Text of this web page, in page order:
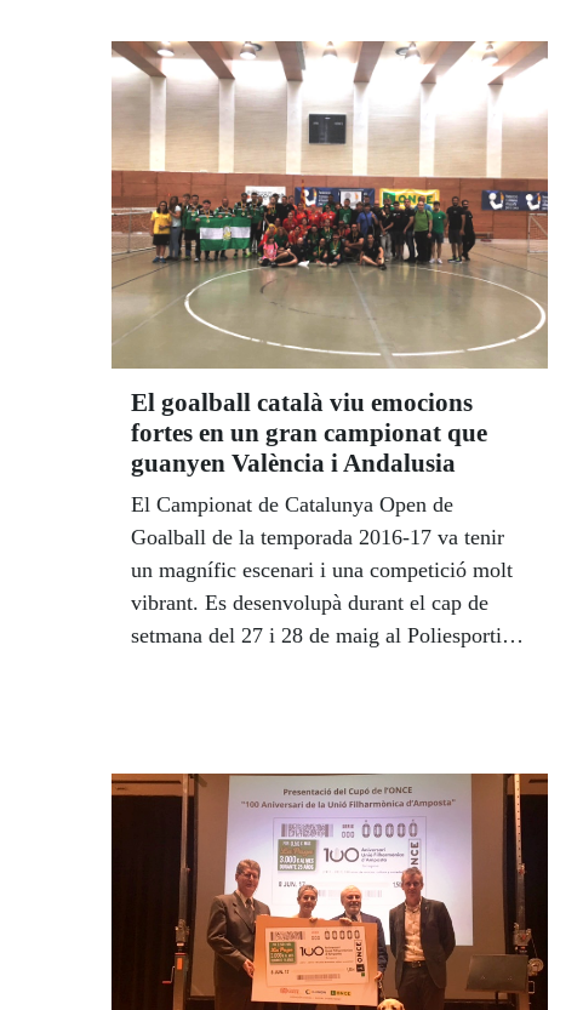
El goalball català viu emocions
fortes en un gran campionat que
guanyen València i Andalusia
El Campionat de Catalunya Open de
Goalball de la temporada 2016-17 va tenir
un magnífic escenari i una competició molt
vibrant. Es desenvolupà durant el cap de
setmana del 27 i 28 de maig al Poliesportiu